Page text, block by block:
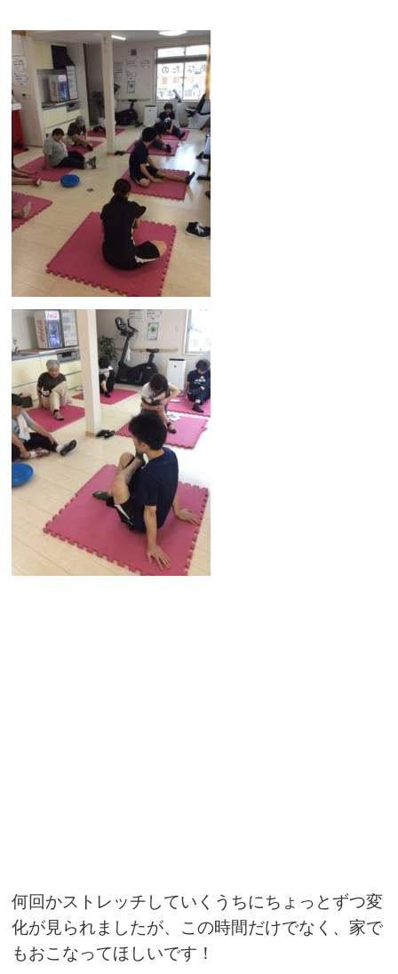
何回かストレッチしていくうちにちょっとずつ変
化が見られましたが、この時間だけでなく、家で
もおこなってほしいです！